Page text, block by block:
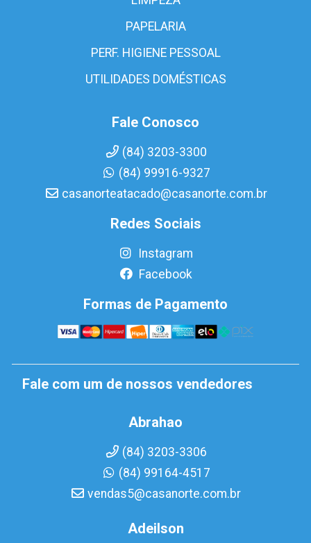
PAPELARIA
PERF. HIGIENE PESSOAL
UTILIDADES DOMÉSTICAS
Fale Conosco
(84) 3203-3300
(84) 99916-9327
casanorteatacado@casanorte.com.br
Redes Sociais
Instagram
Facebook
Formas de Pagamento
Fale com um de nossos vendedores
Abrahao
(84) 3203-3306
(84) 99164-4517
vendas5@casanorte.com.br
Adeilson